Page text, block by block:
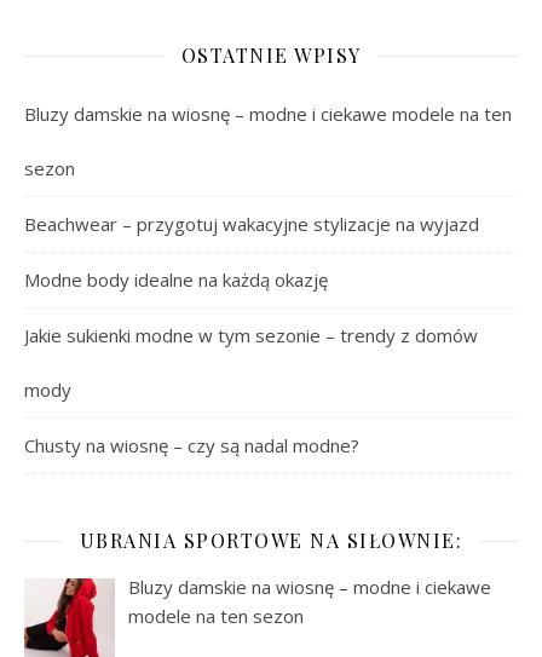
OSTATNIE WPISY
Bluzy damskie na wiosnę – modne i ciekawe modele na ten
sezon
Beachwear – przygotuj wakacyjne stylizacje na wyjazd
Modne body idealne na każdą okazję
Jakie sukienki modne w tym sezonie – trendy z domów
mody
Chusty na wiosnę – czy są nadal modne?
UBRANIA SPORTOWE NA SIŁOWNIE:
Bluzy damskie na wiosnę – modne i ciekawe
modele na ten sezon